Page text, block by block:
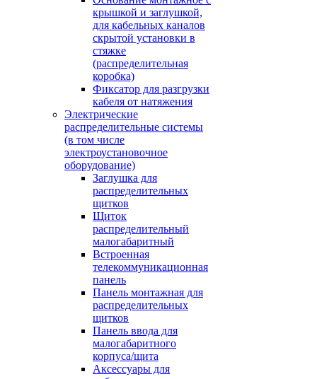
крышкой и заглушкой,
для кабельных каналов
скрытой установки в
стяжке
(распределительная
коробка)
Фиксатор для разгрузки
кабеля от натяжения
Электрические
распределительные системы
(в том числе
электроустановочное
оборудование)
Заглушка для
распределительных
щитков
Щиток
распределительный
малогабаритный
Встроенная
телекоммуникационная
панель
Панель монтажная для
распределительных
щитков
Панель ввода для
малогабаритного
корпуса/щита
Аксессуары для